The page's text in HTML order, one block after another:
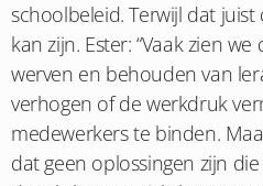
schoolbeleid. Terwijl dat
kan zijn. Ester: “Vaak zien
werven en behouden van
verhogen of de werkdruk
medewerkers te binden.
dat geen oplossingen zijn